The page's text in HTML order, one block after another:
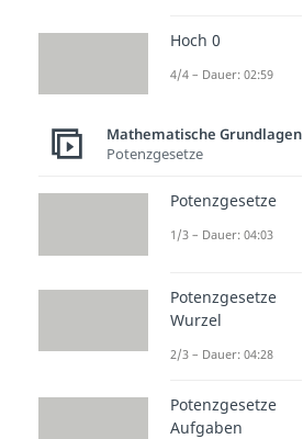
Hoch 0
4/4 – Dauer: 02:59
Mathematische Grundlagen
Potenzgesetze
Potenzgesetze
1/3 – Dauer: 04:03
Potenzgesetze
Wurzel
2/3 – Dauer: 04:28
Potenzgesetze
Aufgaben